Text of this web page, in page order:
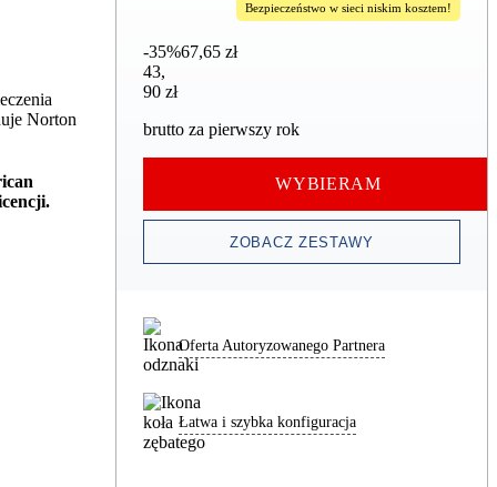
Norton
Bezpieczeństwo w sieci niskim kosztem!
-35%67,65 zł
43,90 zł
43,
90 zł
brutto za pierwszy rok
WYBIERAM
ZOBACZ ZESTAWY
Oferta Autoryzowanego Partnera
Łatwa i szybka konfiguracja